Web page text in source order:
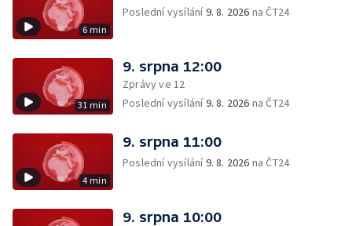
6 min
Poslední vysílání9. 8. 2026 na ČT24
31 min
9. srpna 12:00
Zprávy ve 12
Poslední vysílání9. 8. 2026 na ČT24
4 min
9. srpna 11:00
Poslední vysílání9. 8. 2026 na ČT24
9. srpna 10:00